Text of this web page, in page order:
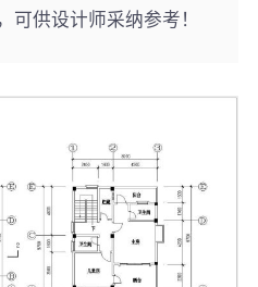
可供设计师采纳参考！